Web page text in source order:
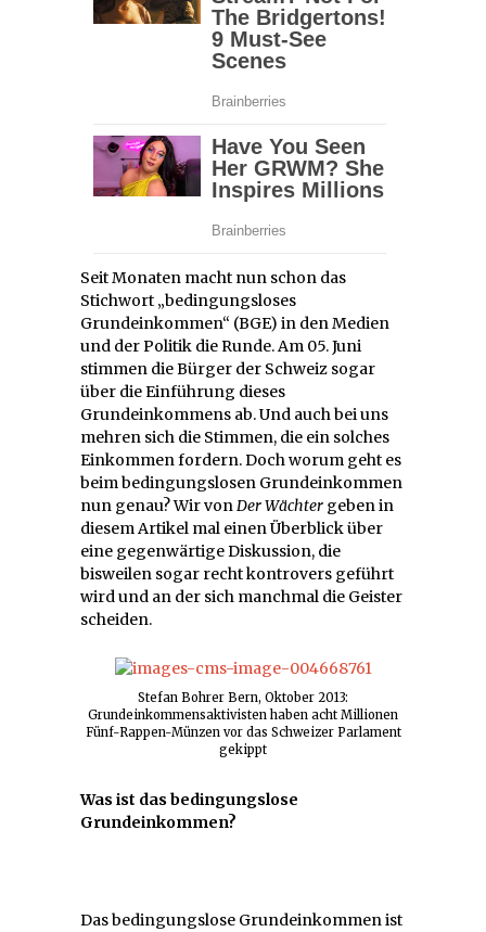
Seit Monaten macht nun schon das
Stichwort „bedingungsloses
Grundeinkommen“ (BGE) in den Medien
und der Politik die Runde. Am 05. Juni
stimmen die Bürger der Schweiz sogar
über die Einführung dieses
Grundeinkommens ab. Und auch bei uns
mehren sich die Stimmen, die ein solches
Einkommen fordern. Doch worum geht es
beim bedingungslosen Grundeinkommen
nun genau? Wir vonDer Wächter geben in
diesem Artikel mal einen Überblick über
eine gegenwärtige Diskussion, die
bisweilen sogar recht kontrovers geführt
wird und an der sich manchmal die Geister
scheiden.
Stefan Bohrer Bern, Oktober 2013:
Grundeinkommensaktivisten haben acht Millionen
Fünf-Rappen-Münzen vor das Schweizer Parlament
gekippt
Was ist das bedingungslose
Grundeinkommen?
Das bedingungslose Grundeinkommen ist